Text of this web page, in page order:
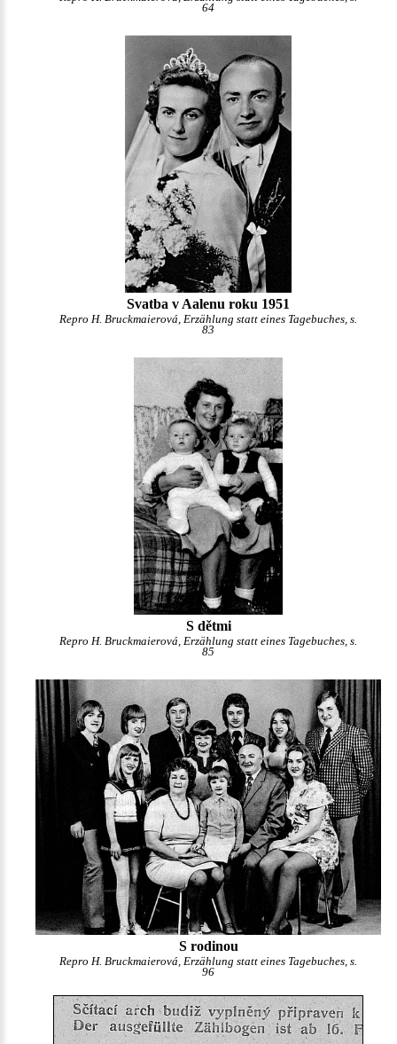
64
Svatba v Aalenu roku 1951
Repro H. Bruckmaierová, Erzählung statt eines Tagebuches, s.
83
S dětmi
Repro H. Bruckmaierová, Erzählung statt eines Tagebuches, s.
85
S rodinou
Repro H. Bruckmaierová, Erzählung statt eines Tagebuches, s.
96